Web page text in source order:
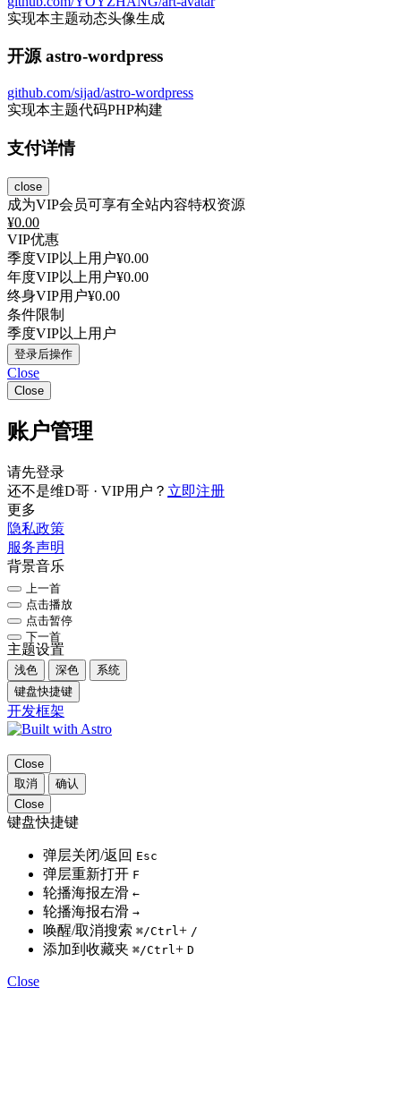
实现本主题动态头像生成
开源 astro-wordpress
github.com/sijad/astro-wordpress
实现本主题代码PHP构建
支付详情
close
成为VIP会员可享有全站内容特权资源
¥0.00
VIP优惠
季度VIP以上用户¥0.00
年度VIP以上用户¥0.00
终身VIP用户¥0.00
条件限制
季度VIP以上用户
登录后操作
Close
Close
账户管理
请先登录
还不是维D哥 · VIP用户？ 立即注册
更多
隐私政策
服务声明
背景音乐
上一首
点击播放
点击暂停
下一首
主题设置
浅色 深色
系统
键盘快捷键
开发框架
Close
取消
确认
Close
键盘快捷键
弹层关闭/返回 Esc
弹层重新打开 F
轮播海报左滑 ←
轮播海报右滑 →
唤醒/取消搜索 ⌘/Ctrl+ /
添加到收藏夹 ⌘/Ctrl+ D
Close